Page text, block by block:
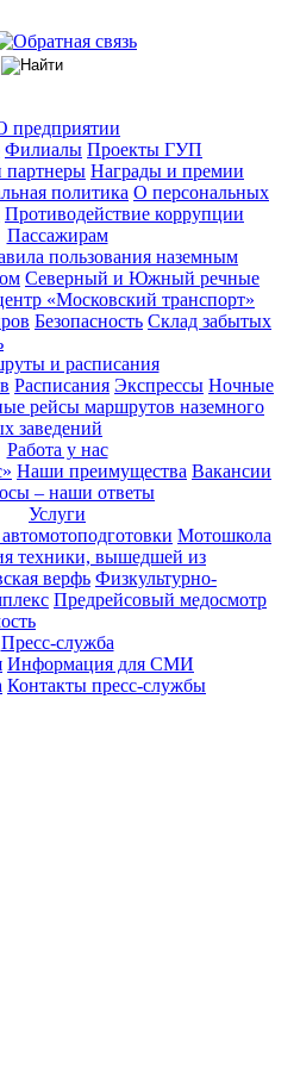
предприятии
Филиалы Проекты ГУП
Награды и премии
политика О персональных
Противодействие коррупции
Пассажирам
пользования наземным
Северный и Южный речные
«Московский транспорт»
Безопасность Склад забытых
и расписания
Расписания Экспрессы Ночные
рейсы маршрутов наземного
заведений
Работа у нас
Наши преимущества Вакансии
– наши ответы
Услуги
Мотошкола
техники, вышедшей из
верфь Физкультурно-
Предрейсовый медосмотр
Пресс-служба
Информация для СМИ
Контакты пресс-службы